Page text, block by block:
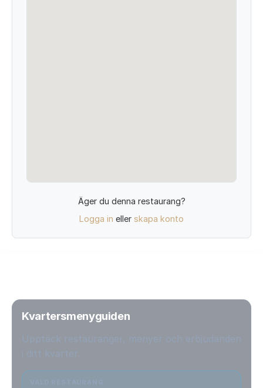
Äger du denna restaurang?
Logga in eller skapa konto
Kvartersmenyguiden